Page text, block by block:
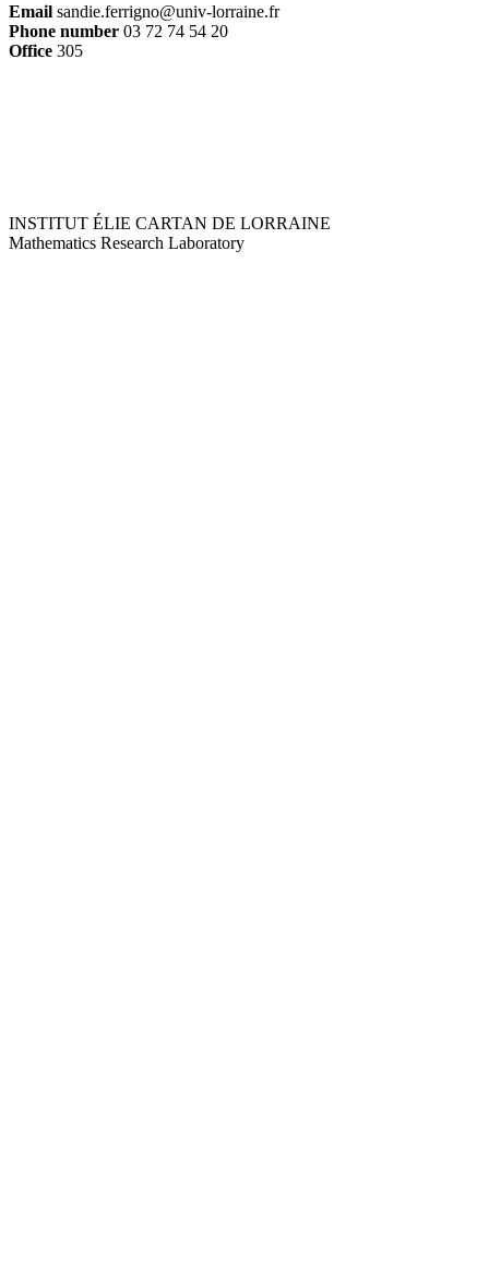
Email sandie.ferrigno@univ-lorraine.fr
Phone number 03 72 74 54 20
Office 305
INSTITUT ÉLIE CARTAN DE LORRAINE
Mathematics Research Laboratory